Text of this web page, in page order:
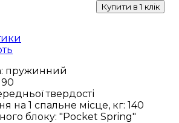
Купити в 1 клік
пружинний
твердості
на 1 спальне місце, кг: 140
блоку: "Pocket Spring"